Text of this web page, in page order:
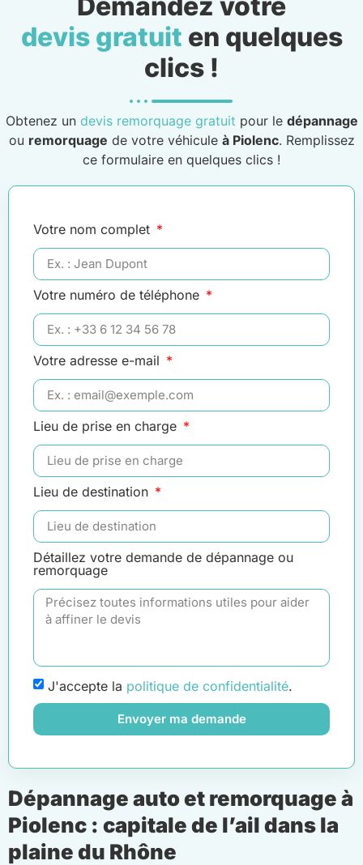
devis gratuit en quelques
clics !
Obtenez un devis remorquage gratuit pour le dépannage
ou remorquage de votre véhicule à Piolenc. Remplissez
ce formulaire en quelques clics !
Votre nom complet
Votre numéro de téléphone
Votre adresse e-mail
Lieu de prise en charge
Lieu de destination
Détaillez votre demande de dépannage ou
remorquage
J'accepte la politique de confidentialité.
Envoyer ma demande
Dépannage auto et remorquage à
Piolenc : capitale de l’ail dans la
plaine du Rhône